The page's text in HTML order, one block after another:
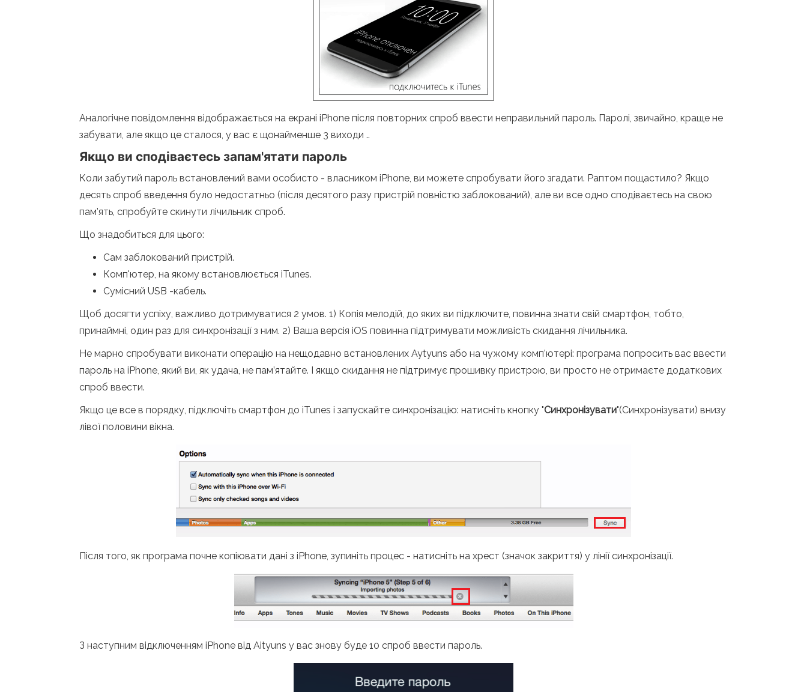
Аналогічне повідомлення відображається на екрані iPhone після повторних спроб ввести неправильний пароль. Паролі, звичайно, краще не
забувати, але якщо це сталося, у вас є щонайменше 3 виходи ..
Якщо ви сподіваєтесь запам'ятати пароль
Коли забутий пароль встановлений вами особисто - власником iPhone, ви можете спробувати його згадати. Раптом пощастило? Якщо
десять спроб введення було недостатньо (після десятого разу пристрій повністю заблокований), але ви все одно сподіваєтесь на свою
пам’ять, спробуйте скинути лічильник спроб.
Що знадобиться для цього:
Сам заблокований пристрій.
Комп'ютер, на якому встановлюється iTunes.
Сумісний USB -кабель.
Щоб досягти успіху, важливо дотримуватися 2 умов. 1) Копія мелодій, до яких ви підключите, повинна знати свій смартфон, тобто,
принаймні, один раз для синхронізації з ним. 2) Ваша версія iOS повинна підтримувати можливість скидання лічильника.
Не марно спробувати виконати операцію на нещодавно встановлених Aytyuns або на чужому комп’ютері: програма попросить вас ввести
пароль на iPhone, який ви, як удача, не пам’ятайте. І якщо скидання не підтримує прошивку пристрою, ви просто не отримаєте додаткових
спроб ввести.
Якщо це все в порядку, підключіть смартфон до iTunes і запускайте синхронізацію: натисніть кнопку "Синхронізувати"(Синхронізувати) внизу
лівої половини вікна.
Після того, як програма почне копіювати дані з iPhone, зупиніть процес - натисніть на хрест (значок закриття) у лінії синхронізації.
З наступним відключенням iPhone від Aityuns у вас знову буде 10 спроб ввести пароль.